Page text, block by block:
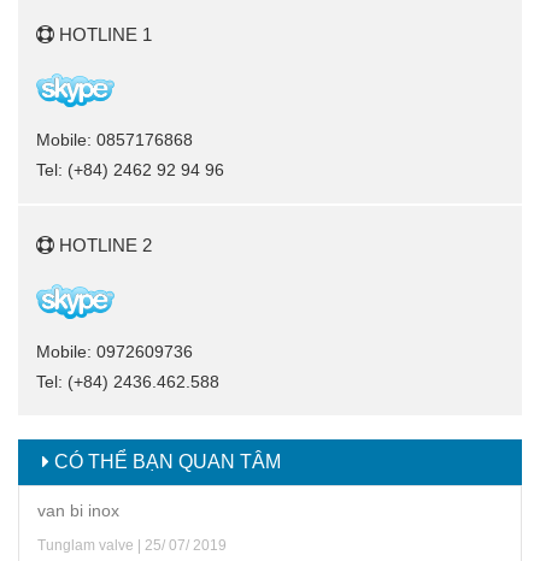
HOTLINE 1
Mobile: 0857176868
Tel: (+84) 2462 92 94 96
HOTLINE 2
Mobile: 0972609736
Tel: (+84) 2436.462.588
CÓ THỂ BẠN QUAN TÂM
van bi inox
Tunglam valve | 25/ 07/ 2019